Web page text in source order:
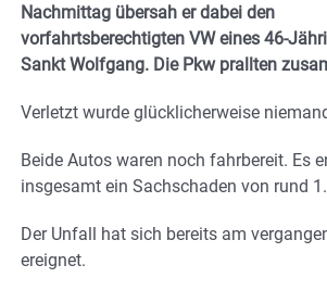
Nachmittag übersah er dabei den
vorfahrtsberechtigten VW eines 46-
Sankt Wolfgang. Die Pkw prallten
Verletzt wurde glücklicherweise
Beide Autos waren noch fahrbereit. Es
insgesamt ein Sachschaden von rund
Der Unfall hat sich bereits am
ereignet.